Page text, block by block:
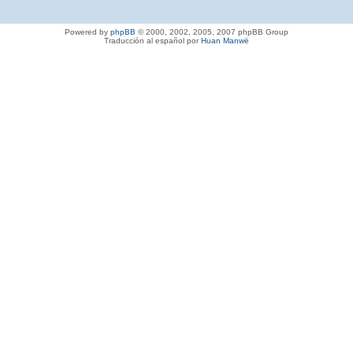
Powered by phpBB © 2000, 2002, 2005, 2007 phpBB Group
Traducción al español porHuan Manwë